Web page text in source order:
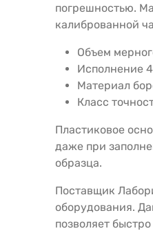
погрешностью.
калиброванной
Объем
Исполнение
Материал
Класс
Пластиковое
даже при
образца.
Поставщик
оборудования.
позволяет